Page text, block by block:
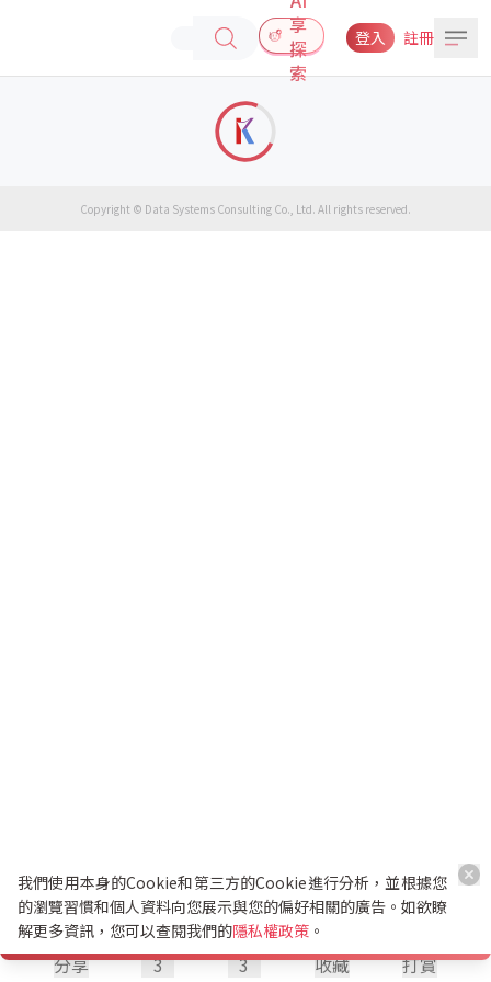
享
探
索
登入 註冊
分享 3 3 收藏 打賞
Copyright © Data Systems Consulting Co., Ltd. All rights reserved.
我們使用本身的Cookie和第三方的Cookie進行分析，並根據您
的瀏覽習慣和個人資料向您展示與您的偏好相關的廣告。如欲瞭
解更多資訊，您可以查閱我們的隱私權政策 。